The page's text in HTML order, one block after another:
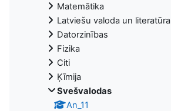
Matemātika
Latviešu valoda un literatūra
Datorzinības
Fizika
Citi
Ķīmija
Svešvalodas
An_11